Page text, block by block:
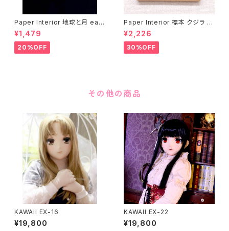
Paper Interior 地球と月 eart
h and moon
¥1,479
20%OFF
Paper Interior 標本 クジラ s
pecimen whale
¥2,226
30%OFF
その他の商品
KAWAII EX-16
¥19,800
KAWAII EX-22
¥19,800